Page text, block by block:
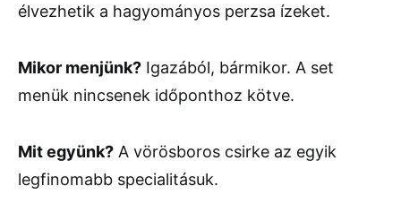
élvezhetik a hagyományos perzsa ízeket.
Mikor menjünk? Igazából, bármikor. A set
menük nincsenek időponthoz kötve.
Mit együnk? A vörösboros csirke az egyik
legfinomabb specialitásuk.